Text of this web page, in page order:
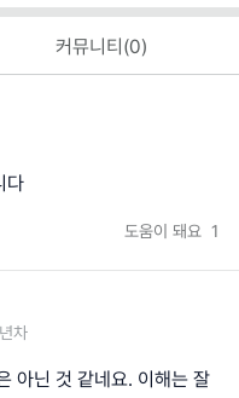
커뮤니티(0)
다
도움이 돼요 1
차
아닌 것 같네요. 이해는 잘